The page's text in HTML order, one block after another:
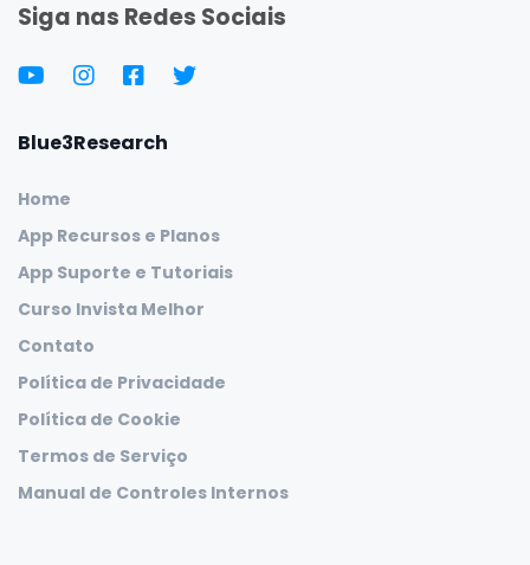
Siga nas Redes Sociais
Blue3Research
Home
App Recursos e Planos
App Suporte e Tutoriais
Curso Invista Melhor
Contato
Política de Privacidade
Política de Cookie
Termos de Serviço
Manual de Controles Internos